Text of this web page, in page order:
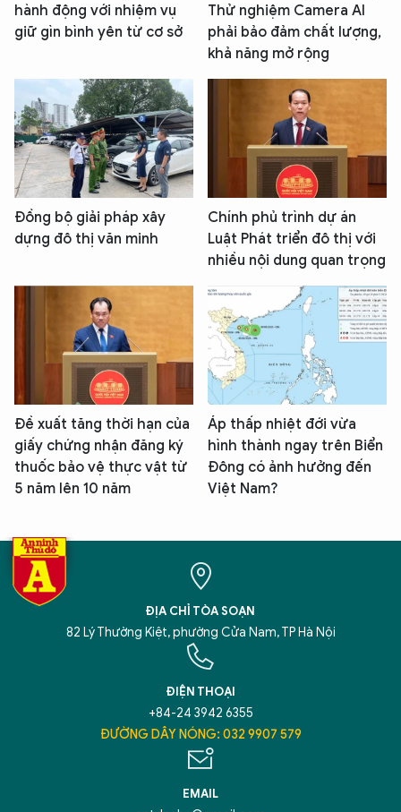
hành động với nhiệm vụ
giữ gìn bình yên từ cơ sở
Thử nghiệm Camera AI
phải bảo đảm chất lượng,
khả năng mở rộng
Đồng bộ giải pháp xây
dựng đô thị văn minh
Chính phủ trình dự án
Luật Phát triển đô thị với
nhiều nội dung quan trọng
Đề xuất tăng thời hạn của
giấy chứng nhận đăng ký
thuốc bảo vệ thực vật từ
5 năm lên 10 năm
Áp thấp nhiệt đới vừa
hình thành ngay trên Biển
Đông có ảnh hưởng đến
Việt Nam?
ĐỊA CHỈ TÒA SOẠN
82 Lý Thường Kiệt, phường Cửa Nam, TP Hà Nội
ĐIỆN THOẠI
+84-24 3942 6355
ĐƯỜNG DÂY NÓNG: 032 9907 579
EMAIL